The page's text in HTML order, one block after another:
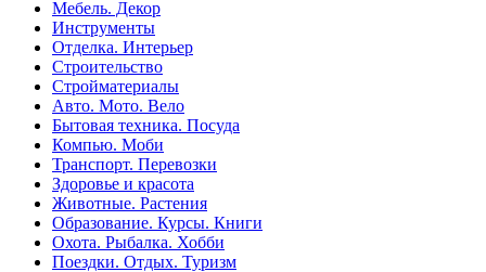
Мебель. Декор
Инструменты
Отделка. Интерьер
Строительство
Стройматериалы
Авто. Мото. Вело
Бытовая техника. Посуда
Компью. Моби
Транспорт. Перевозки
Здоровье и красота
Животные. Растения
Образование. Курсы. Книги
Охота. Рыбалка. Хобби
Поездки. Отдых. Туризм